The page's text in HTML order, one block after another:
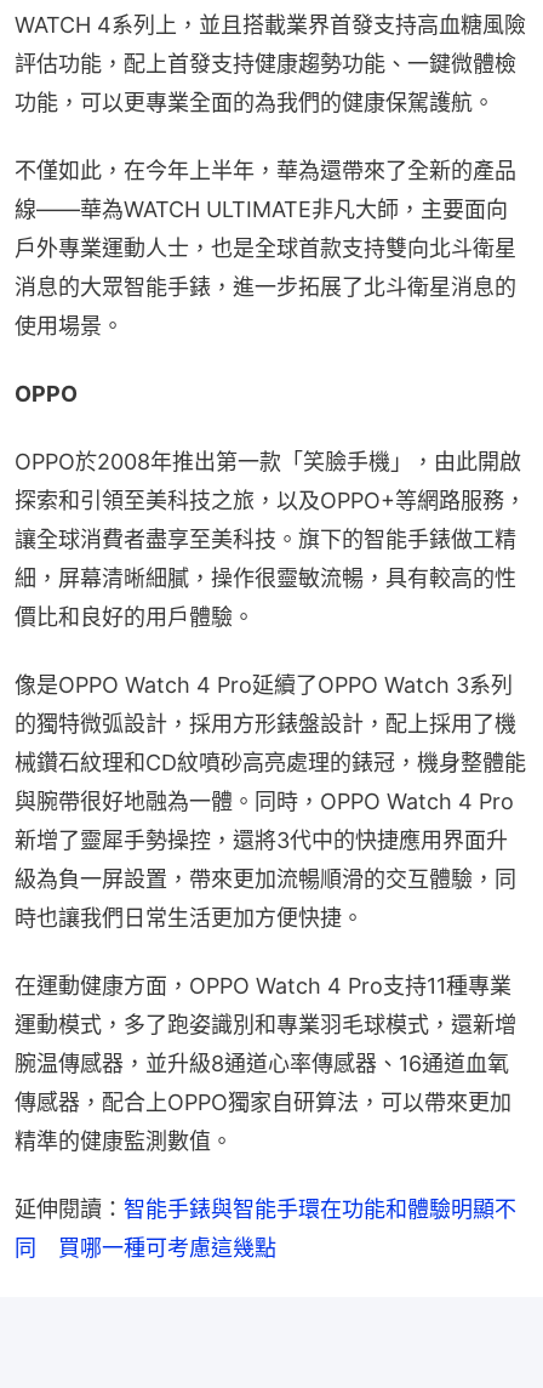
WATCH 4系列上，並且搭載業界首發支持高血糖風險
評估功能，配上首發支持健康趨勢功能、一鍵微體檢
功能，可以更專業全面的為我們的健康保駕護航。
不僅如此，在今年上半年，華為還帶來了全新的產品
線——華為WATCH ULTIMATE非凡大師，主要面向
戶外專業運動人士，也是全球首款支持雙向北斗衛星
消息的大眾智能手錶，進一步拓展了北斗衛星消息的
使用場景。
OPPO
OPPO於2008年推出第一款「笑臉手機」，由此開啟
探索和引領至美科技之旅，以及OPPO+等網路服務，
讓全球消費者盡享至美科技。旗下的智能手錶做工精
細，屏幕清晰細膩，操作很靈敏流暢，具有較高的性
價比和良好的用戶體驗。
像是OPPO Watch 4 Pro延續了OPPO Watch 3系列
的獨特微弧設計，採用方形錶盤設計，配上採用了機
械鑽石紋理和CD紋噴砂高亮處理的錶冠，機身整體能
與腕帶很好地融為一體。同時，OPPO Watch 4 Pro
新增了靈犀手勢操控，還將3代中的快捷應用界面升
級為負一屏設置，帶來更加流暢順滑的交互體驗，同
時也讓我們日常生活更加方便快捷。
在運動健康方面，OPPO Watch 4 Pro支持11種專業
運動模式，多了跑姿識別和專業羽毛球模式，還新增
腕温傳感器，並升級8通道心率傳感器、16通道血氧
傳感器，配合上OPPO獨家自研算法，可以帶來更加
精準的健康監測數值。
延伸閱讀： 智能手錶與智能手環在功能和體驗明顯不
同　買哪一種可考慮這幾點